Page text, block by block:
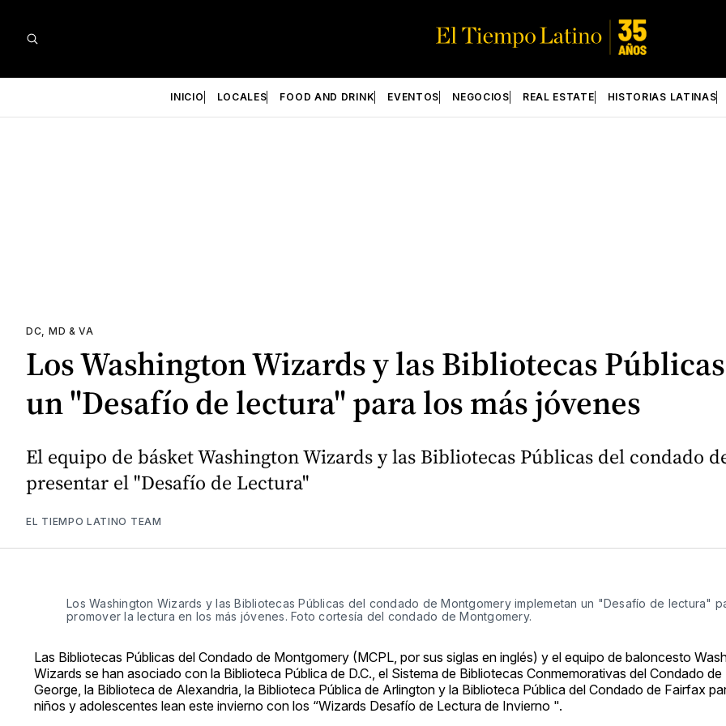
INICIO LOCALES FOOD AND DRINK EVENTOS NEGOCIOS REAL ESTATE HISTORIAS LATINAS
DC, MD & VA
Los Washington Wizards y las Bibliotecas
un "Desafío de lectura" para los más jóvenes
El equipo de básket Washington Wizards y las Bibliotecas Públicas del condado
presentar el "Desafío de Lectura"
EL TIEMPO LATINO TEAM
Los Washington Wizards y las Bibliotecas Públicas del condado de Montgomery implemetan un "Desafío de lectura"
promover la lectura en los más jóvenes. Foto cortesía del condado de Montgomery.
Las Bibliotecas Públicas del Condado de Montgomery (MCPL, por sus siglas en inglés) y el equipo de baloncesto
Wizards se han asociado con la Biblioteca Pública de D.C., el Sistema de Bibliotecas Conmemorativas del Condado de
George, la Biblioteca de Alexandria, la Biblioteca Pública de Arlington y la Biblioteca Pública del Condado de Fairfax
niños y adolescentes lean este invierno con los “Wizards Desafío de Lectura de Invierno ".